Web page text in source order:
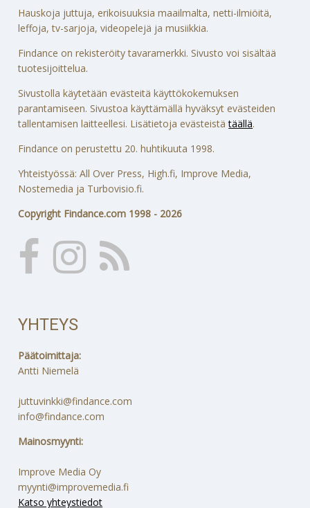
Hauskoja juttuja, erikoisuuksia maailmalta, netti-ilmiöitä,
leffoja, tv-sarjoja, videopelejä ja musiikkia.
Findance on rekisteröity tavaramerkki. Sivusto voi sisältää
tuotesijoittelua.
Sivustolla käytetään evästeitä käyttökokemuksen
parantamiseen. Sivustoa käyttämällä hyväksyt evästeiden
tallentamisen laitteellesi. Lisätietoja evästeistätäällä.
Findance on perustettu 20. huhtikuuta 1998.
Yhteistyössä: All Over Press, High.fi, Improve Media,
Nostemedia ja Turbovisio.fi.
Copyright Findance.com 1998 - 2026
YHTEYS
Päätoimittaja:
Antti Niemelä
juttuvinkki@findance.com
info@findance.com
Mainosmyynti:
Improve Media Oy
myynti@improvemedia.fi
Katso yhteystiedot